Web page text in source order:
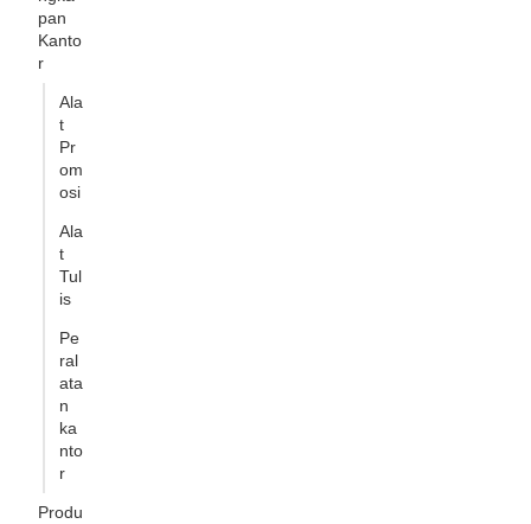
pan
Kanto
r
Ala
t
Pr
om
osi
Ala
t
Tul
is
Pe
ral
ata
n
ka
nto
r
Produ